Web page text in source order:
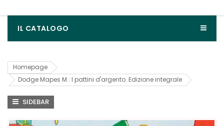
IL CATALOGO
Homepage
Dodge Mapes M.: I pattini d'argento. Edizione integrale
SIDEBAR